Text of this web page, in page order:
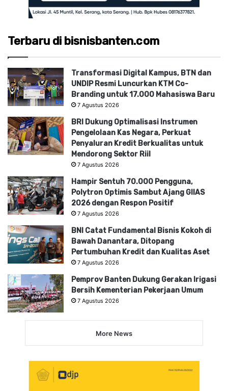
Terbaru di bisnisbanten.com
Transformasi Digital Kampus, BTN dan
UNDIP Resmi Luncurkan KTM Co-
Branding untuk 17.000 Mahasiswa Baru
7 Agustus 2026
BRI Dukung Optimalisasi Instrumen
Pengelolaan Kas Negara, Perkuat
Penyaluran Kredit Berkualitas untuk
Mendorong Sektor Riil
7 Agustus 2026
Hampir Sentuh 70.000 Pengguna,
Polytron Optimis Sambut Ajang GIIAS
2026 dengan Respon Positif
7 Agustus 2026
BNI Catat Fundamental Bisnis Kokoh di
Bawah Danantara, Ditopang
Pertumbuhan Kredit dan Kualitas Aset
7 Agustus 2026
Pemprov Banten Dukung Gerakan Irigasi
Bersih Kementerian Pekerjaan Umum
7 Agustus 2026
More News